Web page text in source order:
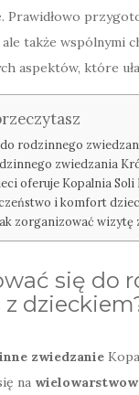
Prawidłowo
także wspólnymi
aspektów, które
rodzinnego
zwiedzania
oferuje Kopalnia Soli
i komfort
zorganizować wizytę
się do
zwiedzanie
na